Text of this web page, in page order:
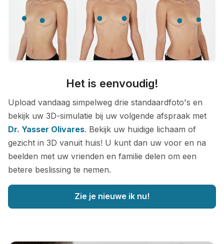
Het is eenvoudig!
Upload vandaag simpelweg drie standaardfoto's en
bekijk uw 3D-simulatie bij uw volgende afspraak met
Dr. Yasser Olivares. Bekijk uw huidige lichaam of
gezicht in 3D vanuit huis! U kunt dan uw voor en na
beelden met uw vrienden en familie delen om een
betere beslissing te nemen.
Zie je nieuwe ik nu!